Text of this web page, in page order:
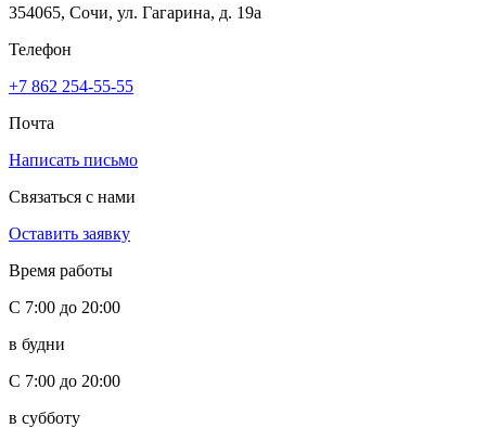
354065, Сочи, ул. Гагарина, д. 19а
Телефон
+7 862 254-55-55
Почта
Написать письмо
Связаться с нами
Оставить заявку
Время работы
С 7:00 до 20:00
в будни
С 7:00 до 20:00
в субботу